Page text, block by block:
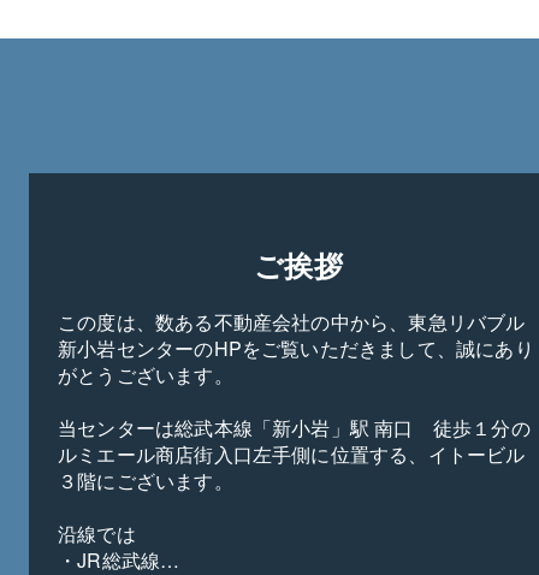
ご挨拶
この度は、数ある不動産会社の中から、東急リバブル
新小岩センターのHPをご覧いただきまして、誠にあり
がとうございます。
当センターは総武本線「新小岩」駅 南口　徒歩１分の
ルミエール商店街入口左手側に位置する、イトービル
３階にございます。
沿線では
・JR総武線